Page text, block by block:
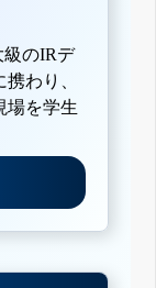
級のIRデ
わり、
場を学生